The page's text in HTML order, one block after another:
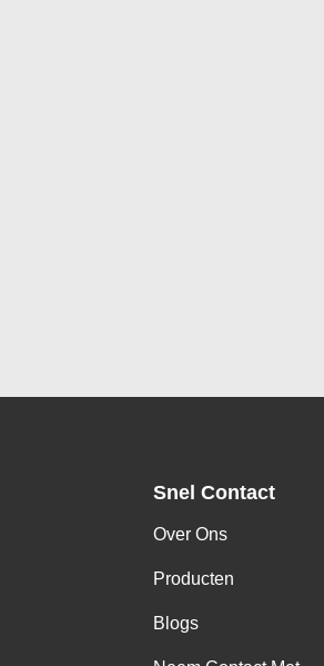
Snel Contact
Over Ons
Producten
Blogs